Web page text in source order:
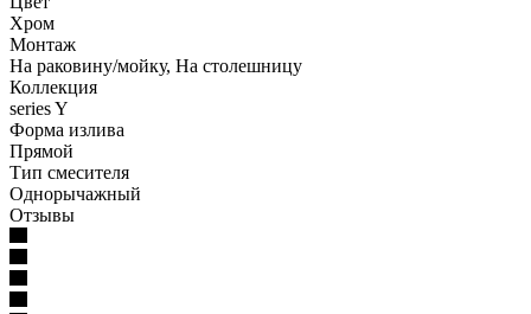
Хром
Монтаж
На раковину/мойку, На столешницу
Коллекция
series Y
Форма излива
Прямой
Тип смесителя
Однорычажный
Отзывы